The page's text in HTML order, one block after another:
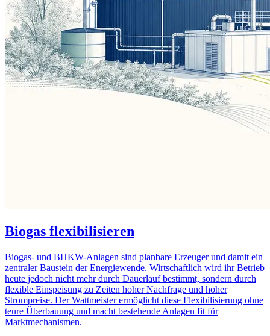
Biogas flexibilisieren
Biogas- und BHKW-Anlagen sind planbare Erzeuger und damit ein
zentraler Baustein der Energiewende. Wirtschaftlich wird ihr Betrieb
heute jedoch nicht mehr durch Dauerlauf bestimmt, sondern durch
flexible Einspeisung zu Zeiten hoher Nachfrage und hoher
Strompreise. Der Wattmeister ermöglicht diese Flexibilisierung ohne
teure Überbauung und macht bestehende Anlagen fit für
Marktmechanismen.